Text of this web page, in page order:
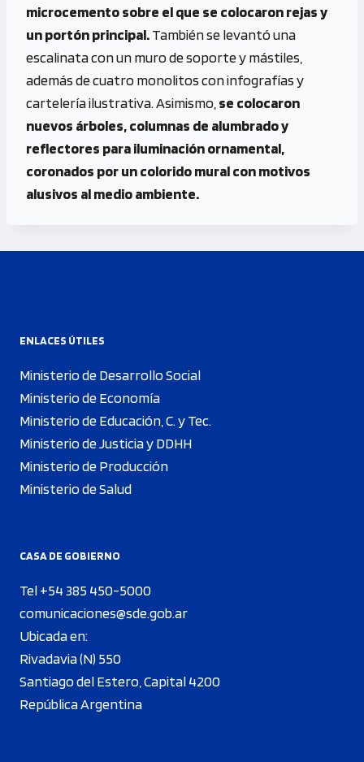
microcemento sobre el que se colocaron rejas y
un portón principal.También se levantó una
escalinata con un muro de soporte y mástiles,
además de cuatro monolitos con infografías y
cartelería ilustrativa. Asimismo, se colocaron
nuevos árboles, columnas de alumbrado y
reflectores para iluminación ornamental,
coronados por un colorido mural con motivos
alusivos al medio ambiente.
ENLACES ÚTILES
Ministerio de Desarrollo Social
Ministerio de Economía
Ministerio de Educación, C. y Tec.
Ministerio de Justicia y DDHH
Ministerio de Producción
Ministerio de Salud
CASA DE GOBIERNO
Tel +54 385 450-5000
comunicaciones@sde.gob.ar
Ubicada en:
Rivadavia (N) 550
Santiago del Estero, Capital 4200
República Argentina